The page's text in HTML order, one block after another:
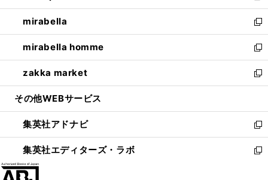
開
く
ウ
で
開
く
ン
ド
ウ
で
開
く
ウ
ィ
ン
ド
ウ
で
開
し
い
ウ
ィ
ン
ド
ウ
開
く
mirabella
新
し
い
ウ
ィ
ン
ウ
で
開
く
mirabella homme
新
し
い
ウ
ン
ド
ウ
で
zakka market
新
し
ウ
ィ
ン
ド
その他WEBサービス
集英社アドナビ
新
し
い
集英社エディターズ・ラボ
新